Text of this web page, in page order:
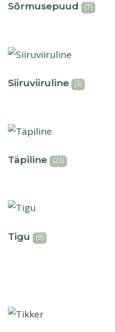
Sõrmusepuud (7)
Siiruviiruline (3)
Täpiline (23)
Tigu (9)